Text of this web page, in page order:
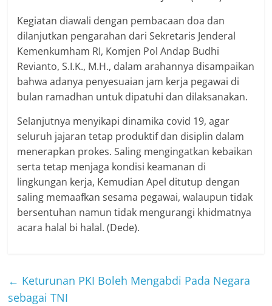
Kegiatan diawali dengan pembacaan doa dan
dilanjutkan pengarahan dari Sekretaris Jenderal
Kemenkumham RI, Komjen Pol Andap Budhi
Revianto, S.I.K., M.H., dalam arahannya disampaikan
bahwa adanya penyesuaian jam kerja pegawai di
bulan ramadhan untuk dipatuhi dan dilaksanakan.
Selanjutnya menyikapi dinamika covid 19, agar
seluruh jajaran tetap produktif dan disiplin dalam
menerapkan prokes. Saling mengingatkan kebaikan
serta tetap menjaga kondisi keamanan di
lingkungan kerja, Kemudian Apel ditutup dengan
saling memaafkan sesama pegawai, walaupun tidak
bersentuhan namun tidak mengurangi khidmatnya
acara halal bi halal. (Dede).
← Keturunan PKI Boleh Mengabdi Pada Negara
sebagai TNI